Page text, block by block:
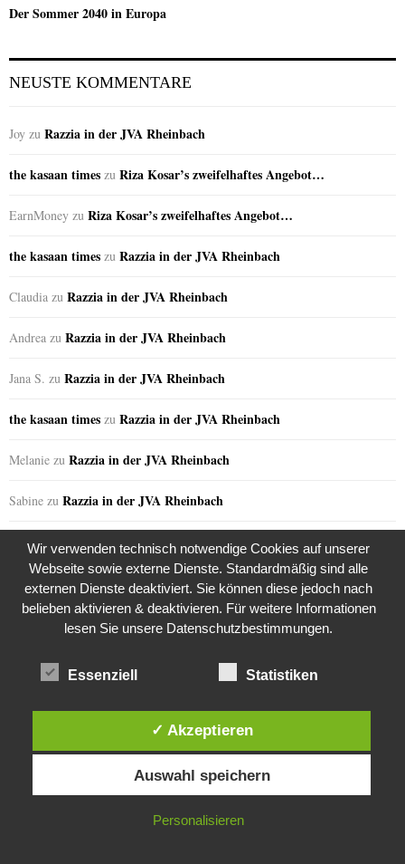
Der Sommer 2040 in Europa
NEUSTE KOMMENTARE
Joy zu Razzia in der JVA Rheinbach
the kasaan times zu Riza Kosar’s zweifelhaftes Angebot…
EarnMoney zu Riza Kosar’s zweifelhaftes Angebot…
the kasaan times zu Razzia in der JVA Rheinbach
Claudia zu Razzia in der JVA Rheinbach
Andrea zu Razzia in der JVA Rheinbach
Jana S. zu Razzia in der JVA Rheinbach
the kasaan times zu Razzia in der JVA Rheinbach
Melanie zu Razzia in der JVA Rheinbach
Sabine zu Razzia in der JVA Rheinbach
the kasaan timeszu Riza Kosar’s zweifelhaftes Angebot…
the kasaan timeszuRiza Kosar’s zweifelhaftes Angebot…
the kasaan times zu Riza Kosar’s zweifelhaftes Angebot…
the kasaan times Riza Kosar’s zweifelhaftes Angebot…
Diese Website verwendet Cookies. Durch die weitere Nutzung dieser
Website stimmst du der Verwendung von Cookies zu.
IN ORDNUNG
Wir verwenden technisch notwendige Cookies auf unserer
Webseite sowie externe Dienste. Standardmäßig sind alle
externen Dienste deaktiviert. Sie können diese jedoch nach
belieben aktivieren & deaktivieren. Für weitere Informationen
lesen Sie unsere Datenschutzbestimmungen.
Essenziell Statistiken
✓ Akzeptieren
Auswahl speichern
Personalisieren